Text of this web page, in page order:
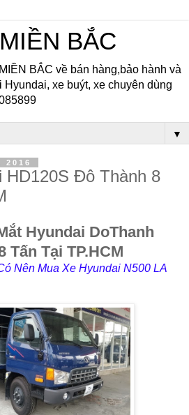
BẮC
BẮC về bán hàng,bảo hành và
xe buýt, xe chuyên dùng
▼
2016
HD120S Đô Thành 8
Hyundai DoThanh
Tấn Tại TP.HCM
Nên Mua Xe Hyundai N500 LA